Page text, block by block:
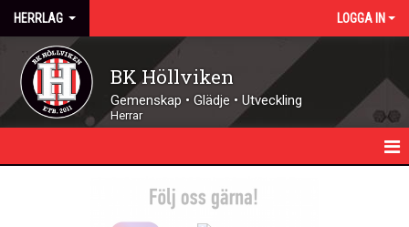
HERRLAG LOGGA IN
BK Höllviken
Gemenskap • Glädje • Utveckling
Herrar